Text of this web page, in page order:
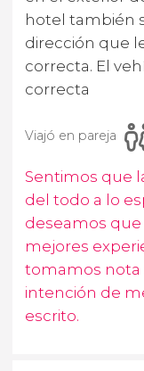
hotel también
dirección que
correcta. El
correcta
Viajó en pareja
Sentimos que
del todo a lo
deseamos
mejores
tomamos nota
intención de
escrito.